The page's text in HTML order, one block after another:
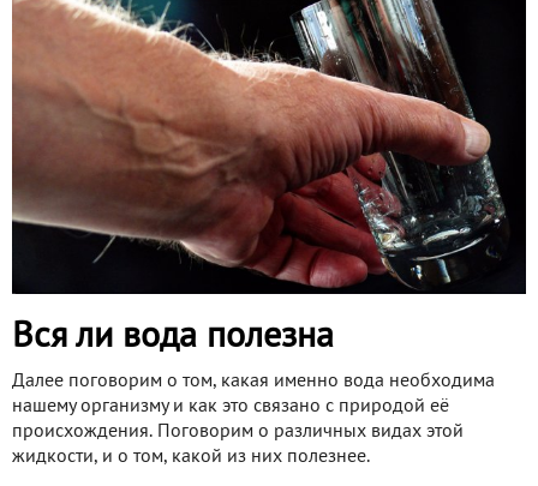
Вся ли вода полезна
Далее поговорим о том, какая именно вода необходима
нашему организму и как это связано с природой её
происхождения. Поговорим о различных видах этой
жидкости, и о том, какой из них полезнее.